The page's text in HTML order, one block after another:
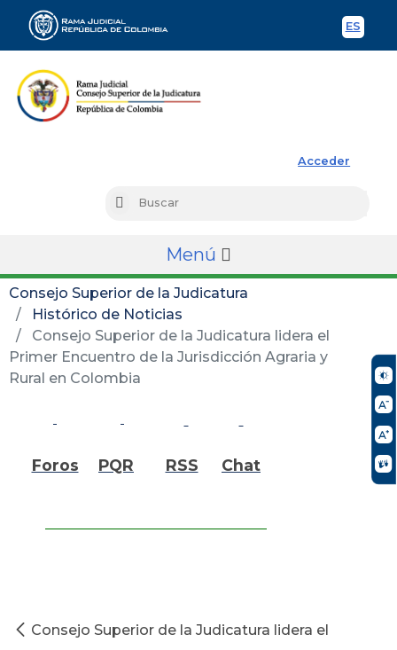
ES
Acceder
Buscar
Menú
Consejo Superior de la Judicatura
Histórico de Noticias
Consejo Superior de la Judicatura lidera el
Primer Encuentro de la Jurisdicción Agraria y
Rural en Colombia
Foros PQR RSS Chat
Consejo Superior de la Judicatura lidera el